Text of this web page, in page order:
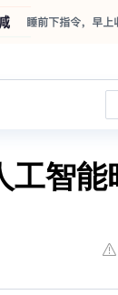
工智能